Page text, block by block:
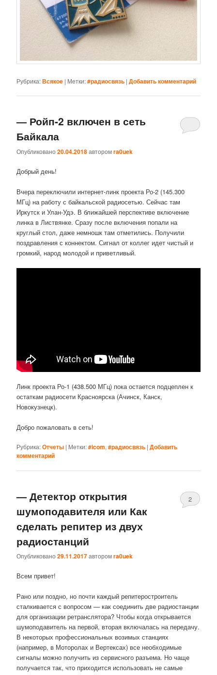
Рубрика:Всякое | Метки:#радиосвязь |Добавить комментарий
— Ройп-2 включен в сеть
Байкала
Опубликовано20.04.2018авторомra0uek
Добрый день!
Вчера переключили интернет-линк проекта Ро-2 (145.300
МГц) на работу с байкальской радиосетью. Сейчас там
Иркутск и Улан-Удэ. В ближайшей перспективе включение
линка в Листвянке. Сразу после включения попали на
круглый стол, даже немношк там отметились. Получили
поздравления с коннектом. Сигнал от коллег идет чистый и
громкий, народ молодой и приветливый.
Линк проекта Ро-1 (438.500 МГц) пока остается подцеплен к
остаткам радиосети Красноярска (Ачинск, Канск,
Новокузнецк).
Добро пожаловать в сеть!
Рубрика:Отчеты | Метки:#icom,#радиосвязь |Добавить
комментарий
— Детектор открытия
шумоподавителя или Как
сделать репитер из двух
радиостанций
Опубликовано29.11.2017авторомra0uek
2
Всем привет!
Рано или поздно, но почти каждый репитеростроитель
сталкивается с вопросом — как соединить две радиостанции
для организации ретранслятора? Чтобы когда открывается
шумоподавитель на первой, вторая включалась на передачу.
В некоторых профессиональных возимых станциях
(например, в Моторолах и Вертексах) все необходимые
сигналы можно получить из сервисного разъема. Но чаще
получается так, что приходится использовать не самые